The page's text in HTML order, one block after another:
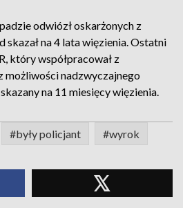
odwiózł oskarżonych z
skazał na 4 lata więzienia. Ostatni
który współpracował z
możliwości nadzwyczajnego
na 11 miesięcy więzienia.
#były policjant #wyrok